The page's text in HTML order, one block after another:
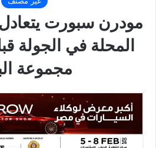
مودرن سبورت
المحلة في الجولة
مجموعة